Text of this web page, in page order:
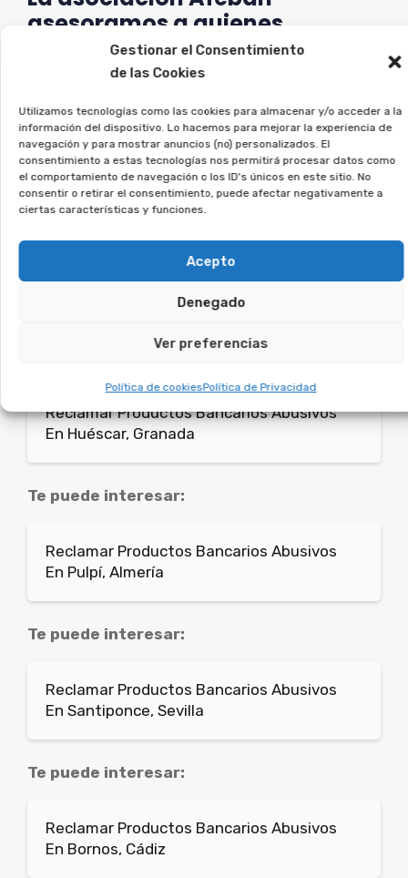
Gestionar el Consentimiento
de las Cookies
Utilizamos tecnologías como las cookies para almacenar y/o acceder a la
información del dispositivo. Lo hacemos para mejorar la experiencia de
navegación y para mostrar anuncios (no) personalizados. El
consentimiento a estas tecnologías nos permitirá procesar datos como
el comportamiento de navegación o los ID's únicos en este sitio. No
consentir o retirar el consentimiento, puede afectar negativamente a
ciertas características y funciones.
Acepto
Denegado
Ver preferencias
Política de cookiesPolítica de Privacidad
asesoramos a quienes
firmaron este tipo de contratos
a reclamar lo que les
corresponde.
Si crees que puedes estar afectado, deja tus
datos, y veremos si puedes reclamar.
Te puede interesar:
Reclamar Productos Bancarios Abusivos
En Mojonera (La), Almería
Te puede interesar:
Reclamar Productos Bancarios Abusivos
En Huéscar, Granada
Te puede interesar:
Reclamar Productos Bancarios Abusivos
En Pulpí, Almería
Te puede interesar:
Reclamar Productos Bancarios Abusivos
En Santiponce, Sevilla
Te puede interesar:
Reclamar Productos Bancarios Abusivos
En Bornos, Cádiz